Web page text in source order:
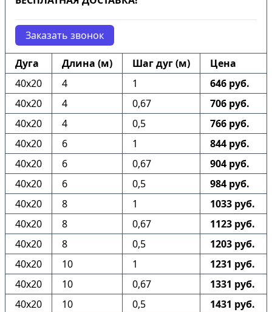
Заказать звонок
Дуга Длина (м) Шаг дуг (м)
Цена
40х20
4 1
646 руб.
40х20
4 0,67
706 руб.
40х20
4 0,5
766 руб.
40х20
6 1
844 руб.
40х20
6 0,67
904 руб.
40х20
6 0,5
984 руб.
40х20
8 1
1033 руб.
40х20
8 0,67
1123 руб.
40х20
8 0,5
1203 руб.
40х20
10 1
1231 руб.
40х20
10 0,67
1331 руб.
40х20
10 0,5 1431 руб.